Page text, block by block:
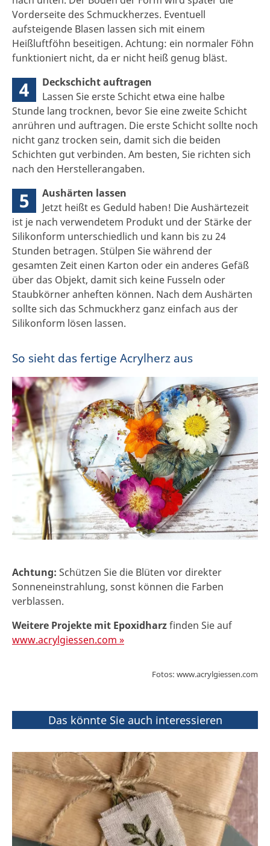
Vorderseite des Schmuckherzes. Eventuell
aufsteigende Blasen lassen sich mit einem
Heißluftföhn beseitigen. Achtung: ein normaler Föhn
funktioniert nicht, da er nicht heiß genug bläst.
4
Deckschicht auftragen
Lassen Sie erste Schicht etwa eine halbe
Stunde lang trocknen, bevor Sie eine zweite Schicht
anrühren und auftragen. Die erste Schicht sollte noch
nicht ganz trocken sein, damit sich die beiden
Schichten gut verbinden. Am besten, Sie richten sich
nach den Herstellerangaben.
5
Aushärten lassen
Jetzt heißt es Geduld haben! Die Aushärtezeit
ist je nach verwendetem Produkt und der Stärke der
Silikonform unterschiedlich und kann bis zu 24
Stunden betragen. Stülpen Sie während der
gesamten Zeit einen Karton oder ein anderes Gefäß
über das Objekt, damit sich keine Fusseln oder
Staubkörner anheften können. Nach dem Aushärten
sollte sich das Schmuckherz ganz einfach aus der
Silikonform lösen lassen.
So sieht das fertige Acrylherz aus
Achtung: Schützen Sie die Blüten vor direkter
Sonneneinstrahlung, sonst können die Farben
verblassen.
Weitere Projekte mit Epoxidharzfinden Sie auf
www.acrylgiessen.com »
Fotos: www.acrylgiessen.com
Das könnte Sie auch interessieren